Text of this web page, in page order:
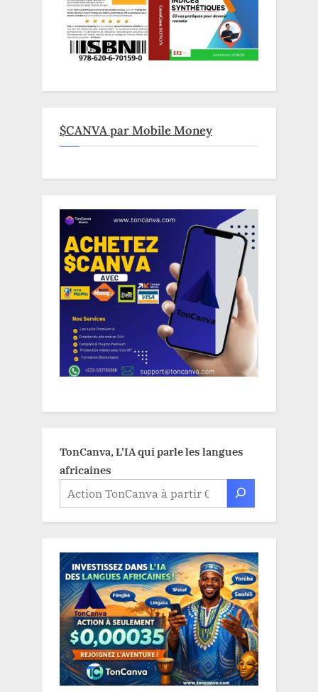
$CANVA par Mobile Money
TonCanva, L'IA qui parle les langues
africaines